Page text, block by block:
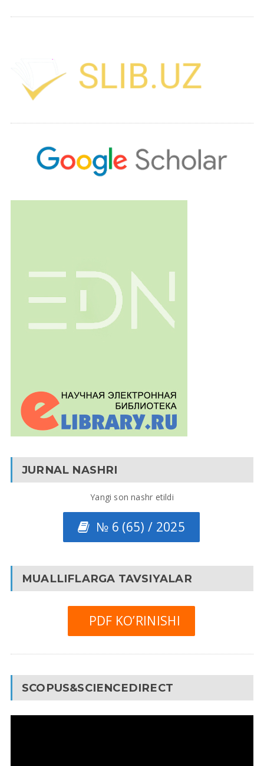
JURNAL NASHRI
Yangi son nashr etildi
№ 6 (65) / 2025
MUALLIFLARGA TAVSIYALAR
PDF KO’RINISHI
SCOPUS&SCIENCEDIRECT